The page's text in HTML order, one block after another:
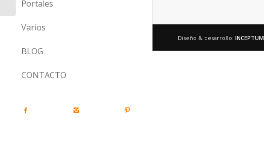
Portales
Varios
BLOG
CONTACTO
Diseño & desarrollo: INCEPTUM